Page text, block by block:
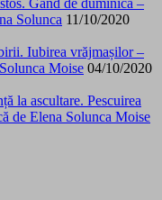
Solunca 11/10/2020
Iubirea vrăjmașilor –
Moise 04/10/2020
la ascultare. Pescuirea
de Elena Solunca Moise